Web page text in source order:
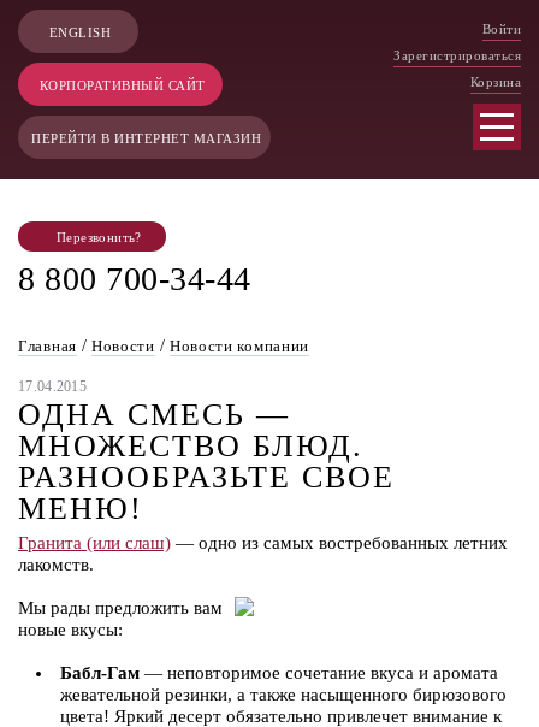
ENGLISH
КОРПОРАТИВНЫЙ САЙТ
ПЕРЕЙТИ В ИНТЕРНЕТ МАГАЗИН
Войти
Зарегистрироваться
Корзина
Перезвонить?
8 800 700-34-44
Главная / Новости / Новости компании
17.04.2015
ОДНА СМЕСЬ —
МНОЖЕСТВО БЛЮД.
РАЗНООБРАЗЬТЕ СВОЕ
МЕНЮ!
Гранита (или слаш) — одно из самых востребованных летних
лакомств.
Мы рады предложить вам
новые вкусы:
Бабл-Гам — неповторимое сочетание вкуса и аромата
жевательной резинки, а также насыщенного бирюзового
цвета! Яркий десерт обязательно привлечет внимание к